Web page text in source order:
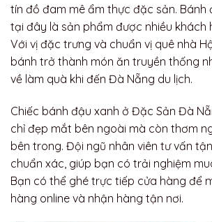
tín đồ đam mê ẩm thực đặc sản. Bánh
tại đây là sản phẩm được nhiều khách
Với vị đặc trưng và chuẩn vị quê nhà
bánh trở thành món ăn truyền thống
về làm quà khi đến Đà Nẵng du lịch.
Chiếc bánh đậu xanh ở Đặc Sản Đà
chỉ đẹp mắt bên ngoài mà còn thơm
bên trong. Đội ngũ nhân viên tư vấn
chuẩn xác, giúp bạn có trải nghiệm
Bạn có thể ghé trực tiếp cửa hàng để
hàng online và nhận hàng tận nơi.